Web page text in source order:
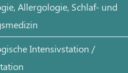
Allergologie, Schlaf- und
Intensivstation /